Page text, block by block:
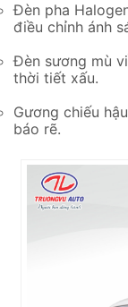
Đèn pha
điều chỉnh ánh
Đèn sương mù
thời tiết xấu.
Gương chiếu
báo rẽ.